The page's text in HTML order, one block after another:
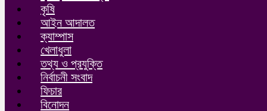
কৃষি
আইন আদালত
ক্যাম্পাস
খেলাধুলা
তথ্য ও প্রযুক্তি
নির্বাচনী সংবাদ
ফিচার
বিনোদন